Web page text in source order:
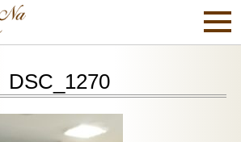
DSC_1270